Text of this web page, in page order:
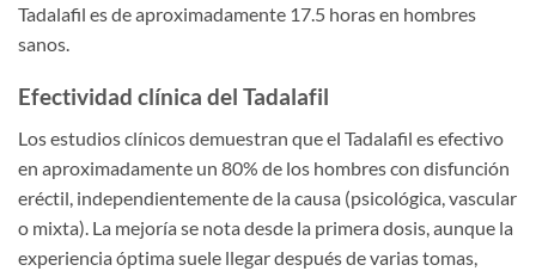
Tadalafil es de aproximadamente 17.5 horas en hombres
sanos.
Efectividad clínica del Tadalafil
Los estudios clínicos demuestran que el Tadalafil es efectivo
en aproximadamente un 80% de los hombres con disfunción
eréctil, independientemente de la causa (psicológica, vascular
o mixta). La mejoría se nota desde la primera dosis, aunque la
experiencia óptima suele llegar después de varias tomas,